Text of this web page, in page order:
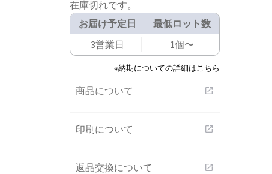
在庫切れです。
お届け予定日
3営業日
最低ロット数
1個〜
※納期についての詳細はこちら
商品について open_in_new
印刷について open_in_new
返品交換について open_in_new